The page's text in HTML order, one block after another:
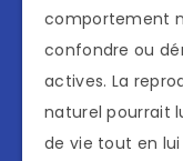
comportement
confondre ou
actives. La
naturel pourrait
de vie tout en